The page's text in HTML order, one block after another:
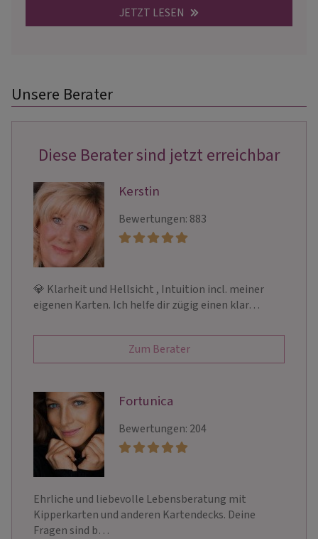
JETZT LESEN
Unsere Berater
Diese Berater sind jetzt erreichbar
Kerstin
Bewertungen: 883
💎 Klarheit und Hellsicht , Intuition incl. meiner
eigenen Karten. Ich helfe dir zügig einen klar…
Zum Berater
Fortunica
Bewertungen: 204
Ehrliche und liebevolle Lebensberatung mit
Kipperkarten und anderen Kartendecks. Deine
Fragen sind b…